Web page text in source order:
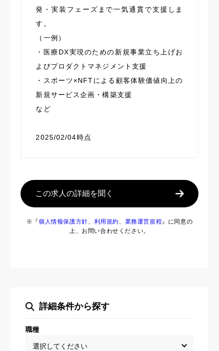
発・実装フェーズまで一気通貫で支援しま
す。
（一例）
・医療DX実現のための新規事業立ち上げお
よびプロダクトマネジメント支援
・スポーツ×NFTによる顧客体験価値向上の
新規サービス企画・構築支援
など
2025/02/04時点
この求人の詳細を聞く
※『個人情報保護方針、 利用規約、 業務運営規程』に同意の
上、お問い合わせください。
詳細条件から探す
職種